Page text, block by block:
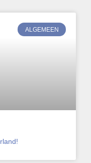
ALGEMEEN